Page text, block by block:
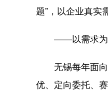
题”，以企业真实
——以需求为导
无锡每年面向
优、定向委托、